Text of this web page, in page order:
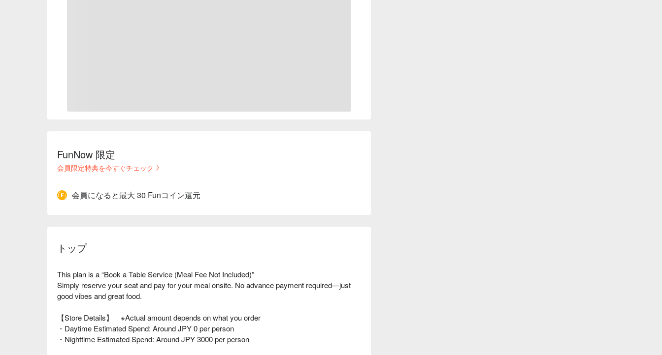
FunNow 限定
会員限定特典を今すぐチェック
会員になると最大 30 Funコイン還元
トップ
This plan is a “Book a Table Service (Meal Fee Not Included)”
Simply reserve your seat and pay for your meal onsite. No advance payment required—just
good vibes and great food.
【Store Details】 ※Actual amount depends on what you order
・Daytime Estimated Spend: Around JPY 0 per person
・Nighttime Estimated Spend: Around JPY 3000 per person